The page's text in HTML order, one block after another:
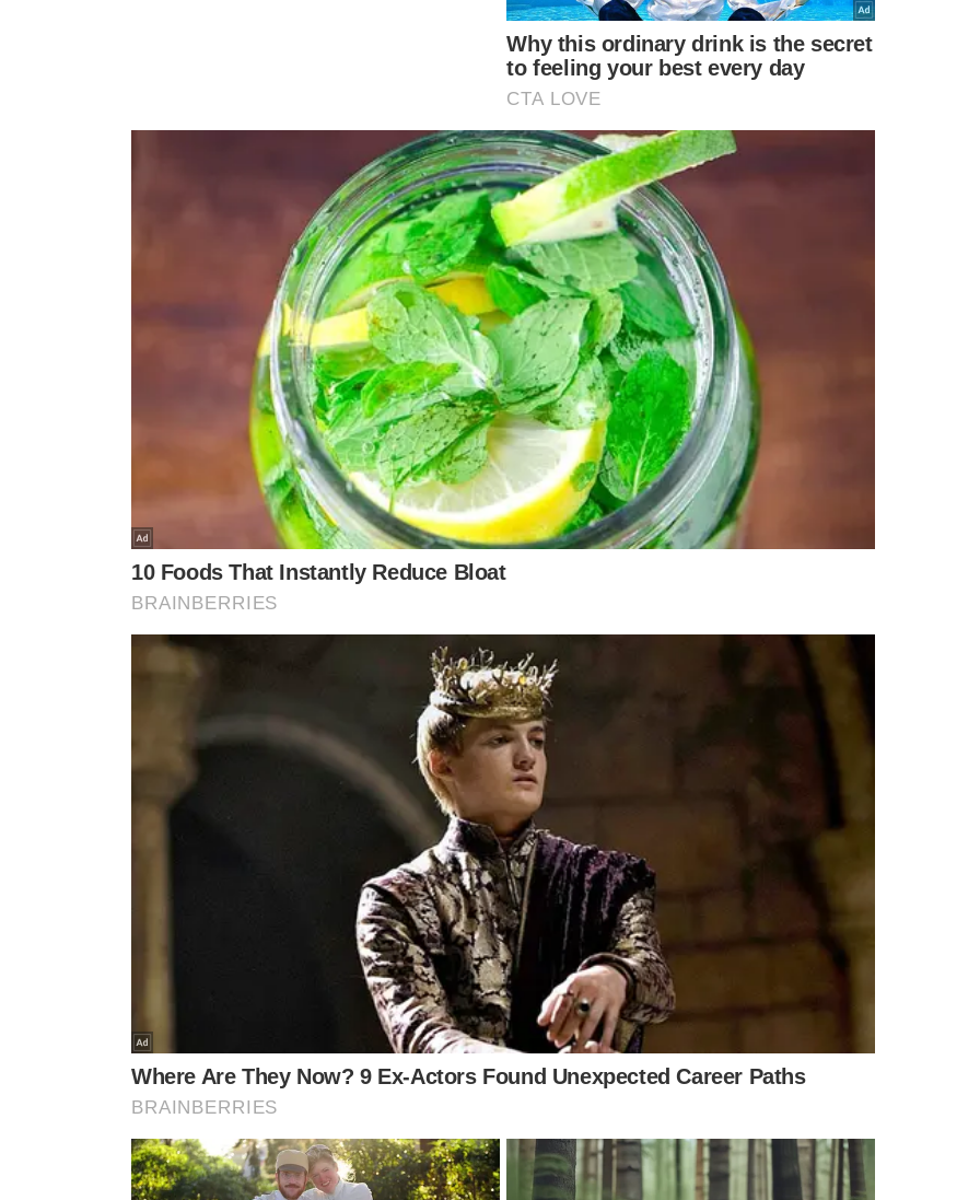
AÇÕES EM OUTROS ESTADOS
Operação Zip Lock – Estão sendo cumpridos dois mandados de busca e apreensão em endereços localizados nos
estados do Amapá e do Pará, além de outras medidas cautelares autorizadas pela Justiça, em investigação
relacionada ao tráfico de drogas e à atuação de organização criminosa.
Operação Ruptura – 2ª fase – Está sendo cumprido um mandado de busca e apreensão em Rio Branco/AC, em
investigação relacionada à atuação de organização criminosa e ao tráfico de drogas.
Operação Torre 8 – Estão sendo cumpridos dois mandados de busca e apreensão em Manaus/AM, em investigação
sobre tráfico de drogas e lavagem de dinheiro.
Operação Conexão Amazônia – Estão sendo cumpridos 16 mandados de busca e apreensão nos estados do Ceará,
Pernambuco, Pará e Amazonas, além de medidas de sequestro de bens e bloqueio patrimonial, em investigação
relacionada ao tráfico interestadual de drogas e à lavagem de dinheiro.
FICCO/GO – Goiânia/GO
Operação Blend – Estão sendo cumpridos sete mandados de busca e apreensão nos estados de Goiás, Mato
Grosso e São Paulo, em investigação sobre fornecimento e distribuição de insumos químicos utilizados na
adulteração de entorpecentes.
FICCO/MA – São Luís/MA
Operação Thálassa – Estão sendo cumpridos dois mandados de prisão preventiva e dois mandados de busca e
apreensão, em investigação relacionada à atuação de organização criminosa.
Operação Mandamus – Estão sendo cumpridos três mandados de prisão preventiva em Campo Grande/MS, em
investigação relacionada ao tráfico de drogas e à atuação de organização criminosa.
FICCO/MG – Belo Horizonte/MG
Operação Borak – Estão sendo cumpridos dez mandados de prisão e 17 mandados de busca e apreensão em Belo
Horizonte/MG, em investigação sobre organização criminosa relacionada ao tráfico de drogas, homicídios e posse
ou porte ilegal de arma de fogo. Também foi determinada a retirada de câmeras de vigilância instaladas
Operação Conexão – Estão sendo cumpridos dois mandados de prisão e três mandados de busca e apreensão nas
cidades de Uberaba/MG e Uberlândia/MG, em investigação sobre organização criminosa relacionada ao tráfico de
Operação Coalizão – COP VIII – Estão sendo cumpridos 32 mandados de prisão preventiva e 32 mandados de busca
e apreensão em investigação relacionada à atuação de organização criminosa.
FICCO/PB – João Pessoa/PB
Operação Consigliere – Estão sendo cumpridos 46 mandados de busca e apreensão e 13 mandados de prisão
preventiva na Paraíba, em Mato Grosso do Sul e em São Paulo, em investigação sobre organização criminosa,
tráfico de drogas e lavagem de capitais.
FICCO/RN – Natal/RN
Operação Matriarca – Estão sendo cumpridos cinco mandados de prisão preventiva e sete mandados de busca e